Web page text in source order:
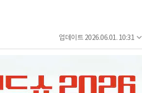
업데이트 2026.06.01. 10:31